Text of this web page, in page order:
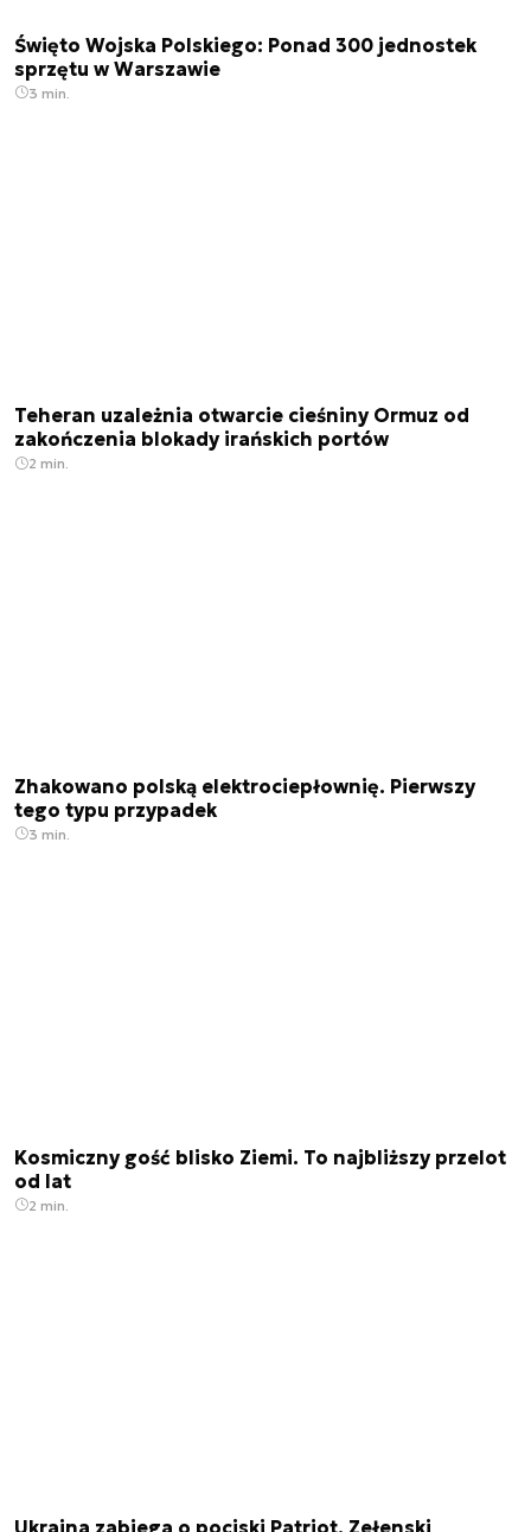
Święto Wojska Polskiego: Ponad 300 jednostek
sprzętu w Warszawie
3 min.
Teheran uzależnia otwarcie cieśniny Ormuz od
zakończenia blokady irańskich portów
2 min.
Zhakowano polską elektrociepłownię. Pierwszy
tego typu przypadek
3 min.
Kosmiczny gość blisko Ziemi. To najbliższy przelot
od lat
2 min.